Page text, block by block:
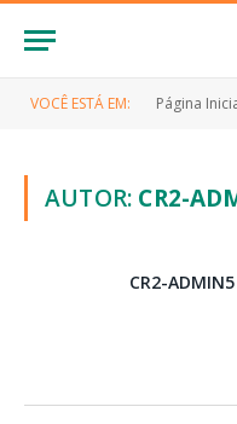
VOCÊ ESTÁ EM: Página
AUTOR: CR2-
CR2-ADMIN5